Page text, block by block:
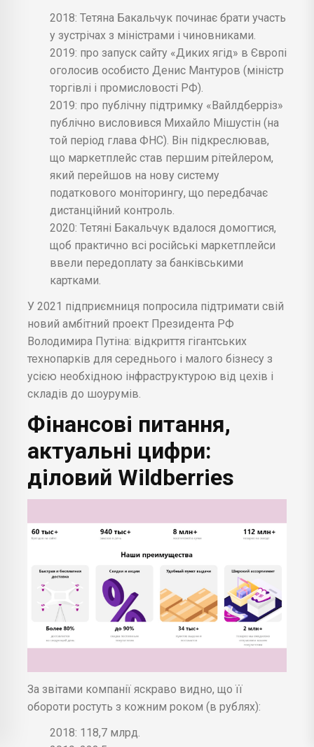
2018: Тетяна Бакальчук починає брати участь
у зустрічах з міністрами і чиновниками.
2019: про запуск сайту «Диких ягід» в Європі
оголосив особисто Денис Мантуров (міністр
торгівлі і промисловості РФ).
2019: про публічну підтримку «Вайлдберріз»
публічно висловився Михайло Мішустін (на
той період глава ФНС). Він підкреслював,
що маркетплейс став першим рітейлером,
який перейшов на нову систему
податкового моніторингу, що передбачає
дистанційний контроль.
2020: Тетяні Бакальчук вдалося домогтися,
щоб практично всі російські маркетплейси
ввели передоплату за банківськими
картками.
У 2021 підприємниця попросила підтримати свій
новий амбітний проект Президента РФ
Володимира Путіна: відкриття гігантських
технопарків для середнього і малого бізнесу з
усією необхідною інфраструктурою від цехів і
складів до шоурумів.
Фінансові питання,
актуальні цифри:
діловий Wildberries
За звітами компанії яскраво видно, що її
обороти ростуть з кожним роком (в рублях):
2018: 118,7 млрд.